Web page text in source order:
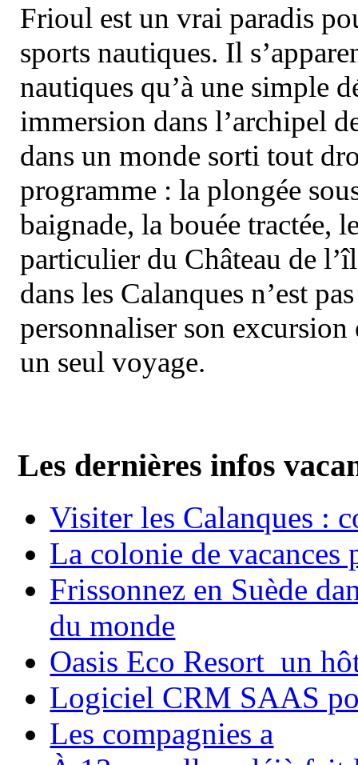
Frioul est un vrai paradis
sports nautiques. Il
nautiques qu’à une simple
immersion dans l’archipel
dans un monde sorti tout
programme : la plongée
baignade, la bouée tractée,
particulier du Château de
dans les Calanques n’est
personnaliser son
un seul voyage.
Les dernières infos
Visiter les Calanques :
La colonie de vacances
Frissonnez en Suède
du monde
Oasis Eco Resort un
Logiciel CRM SAAS
Les compagnies a